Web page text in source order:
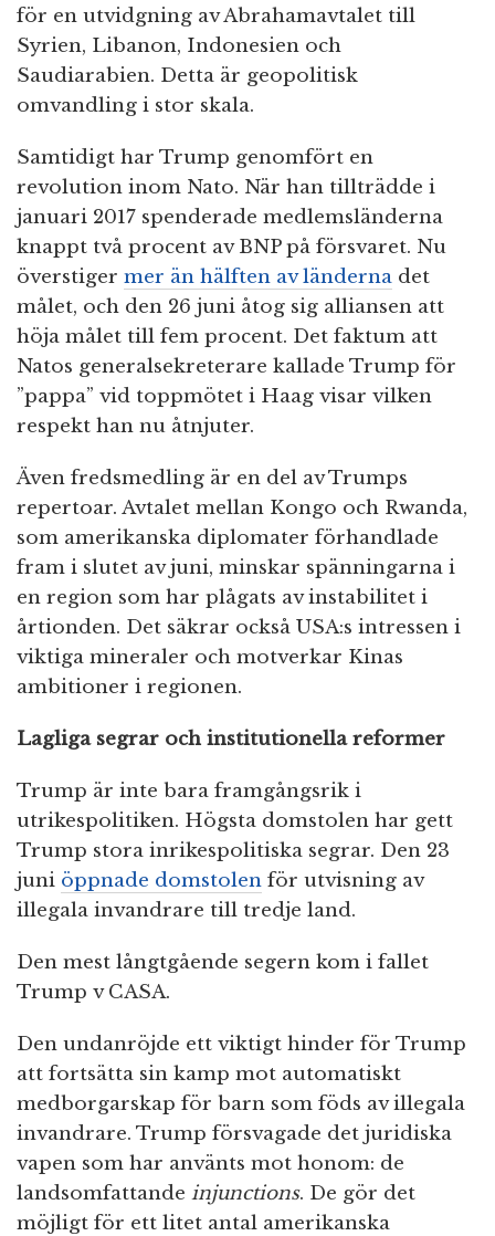
för en utvidgning av Abrahamavtalet till
Syrien, Libanon, Indonesien och
Saudiarabien. Detta är geopolitisk
omvandling i stor skala.
Samtidigt har Trump genomfört en
revolution inom Nato. När han tillträdde i
januari 2017 spenderade medlemsländerna
knappt två procent av BNP på försvaret. Nu
överstiger mer än hälften av länderna det
målet, och den 26 juni åtog sig alliansen att
höja målet till fem procent. Det faktum att
Natos generalsekreterare kallade Trump för
”pappa” vid toppmötet i Haag visar vilken
respekt han nu åtnjuter.
Även fredsmedling är en del av Trumps
repertoar. Avtalet mellan Kongo och Rwanda,
som amerikanska diplomater förhandlade
fram i slutet av juni, minskar spänningarna i
en region som har plågats av instabilitet i
årtionden. Det säkrar också USA:s intressen i
viktiga mineraler och motverkar Kinas
ambitioner i regionen.
Lagliga segrar och institutionella reformer
Trump är inte bara framgångsrik i
utrikespolitiken. Högsta domstolen har gett
Trump stora inrikespolitiska segrar. Den 23
juni öppnade domstolen för utvisning av
illegala invandrare till tredje land.
Den mest långtgående segern kom i fallet
Trump v CASA.
Den undanröjde ett viktigt hinder för Trump
att fortsätta sin kamp mot automatiskt
medborgarskap för barn som föds av illegala
invandrare. Trump försvagade det juridiska
vapen som har använts mot honom: de
landsomfattande injunctions. De gör det
möjligt för ett litet antal amerikanska